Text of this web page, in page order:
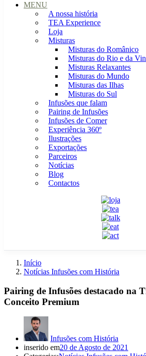
MENU
A nossa história
TEA Experience
Loja
Misturas
Misturas do Românico
Misturas do Rio e da
Misturas Relaxantes
Misturas do Mundo
Misturas das Ilhas
Misturas do Sul
Infusões que falam
Pairing de Infusões
Infusões de Comer
Experiência 360º
Ilustrações
Exportações
Parceiros
Notícias
Blog
Contactos
Início
Notícias Infusões com História
Pairing de Infusões destacado na
Conceito Premium
Infusões com História
inserido em20 de Agosto de 2021